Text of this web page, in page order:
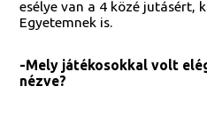
esélye van a 4 közé jutásért,
Egyetemnek is.
-Mely játékosokkal volt
nézve?